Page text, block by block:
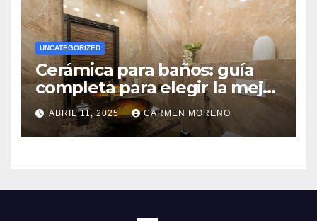
UNCATEGORIZED
Cerámica para baños: guía
completa para elegir la mejor
opción
ABRIL 11, 2025 CARMEN MORENO